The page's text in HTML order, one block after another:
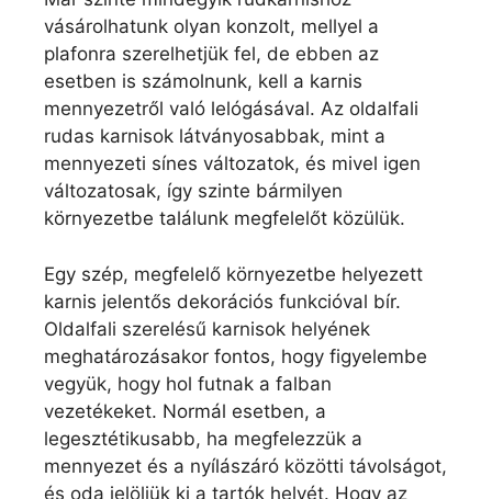
vásárolhatunk olyan konzolt, mellyel a
plafonra szerelhetjük fel, de ebben az
esetben is számolnunk, kell a karnis
mennyezetről való lelógásával. Az oldalfali
rudas karnisok látványosabbak, mint a
mennyezeti sínes változatok, és mivel igen
változatosak, így szinte bármilyen
környezetbe találunk megfelelőt közülük.
Egy szép, megfelelő környezetbe helyezett
karnis jelentős dekorációs funkcióval bír.
Oldalfali szerelésű karnisok helyének
meghatározásakor fontos, hogy figyelembe
vegyük, hogy hol futnak a falban
vezetékeket. Normál esetben, a
legesztétikusabb, ha megfelezzük a
mennyezet és a nyílászáró közötti távolságot,
és oda jelöljük ki a tartók helyét. Hogy az